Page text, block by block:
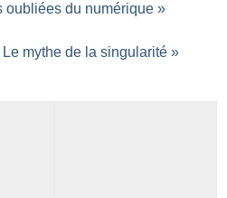
oubliées du numérique »
Le mythe de la singularité »